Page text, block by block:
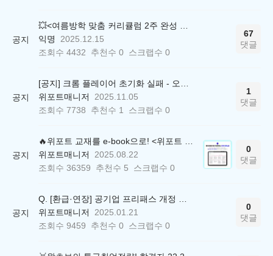
공지
익명
2025.12.15
조회수 4432 추천수 0 스크랩수 0
67
댓글
공지
위포트매니저
2025.11.05
조회수 7738 추천수 1 스크랩수 0
1
댓글
공지
위포트매니저
2025.08.22
조회수 36359 추천수 5 스크랩수 0
0
댓글
공지
위포트매니저
2025.01.21
조회수 9459 추천수 0 스크랩수 0
0
댓글